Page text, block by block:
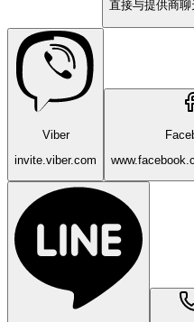
直接与提供商聊
Viber
invite.viber.com